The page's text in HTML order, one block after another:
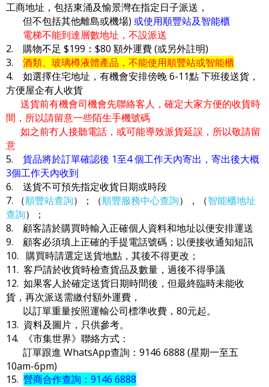
工商地址，包括東涌及愉景灣在指定日子派送，
但不包括其他離島或機場) 或使用順豐站及智能櫃
電梯不能到達層數地址，不設派送
2. 購物不足 $199：$80 額外運費 (或另外註明)
3. 酒類、玻璃樽液體產品，不能使用順豐站或智能櫃
4. 如選擇住宅地址，有機會安排傍晚 6-11點 下班後送貨，
方便屋企有人收貨
送貨前有機會司機會先聯絡客人，確定大家方便的收貨時
間，所以請留意一些陌生手機號碼
如之前冇人接聽電話，或可能導致派貨延誤，所以敬請留
意
5. 貨品將於訂單確認後 1至4 個工作天內寄出，寄出後大概
3個工作天內收到
6. 送貨不可預先指定收貨日期或時段
7. （順豐站查詢）；（順豐服務中心查詢），（智能櫃地址
查詢）；
8. 顧客請於購買時輸入正確個人資料和地址以便安排運送
9. 顧客必須填上正確的手提電話號碼；以便接收通知短訊
10. 購買時請選定送貨地點，其後不得更改；
11. 客戶請於收貨時檢查貨品及數量，過後不得爭議
12. 如果客人於確定送貨日期時間後，但最終臨時未能收
貨，再次派送需繳付額外運費，
以訂單重量按照運輸公司標準收費，80元起。
13. 資料及圖片，只供參考。
14. 《市集世界》聯絡方式：
訂單跟進 WhatsApp查詢：9146 6888 (星期一至五
10am-6pm)
15. 營商合作查詢：9146 6888